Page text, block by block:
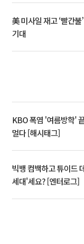
美 미사일 재고 ‘빨간
기대
KBO 폭염 '여름방학'
멀다 [해시태그]
빅뱅 컴백하고 튜이드
세대'세요? [엔터로그]